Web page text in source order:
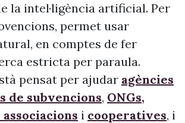
la intel·ligència artificial. Per
permet usar
en comptes de fer
estricta per paraula.
pensat per ajudar agències
de subvencions, ONGs,
i cooperatives, i